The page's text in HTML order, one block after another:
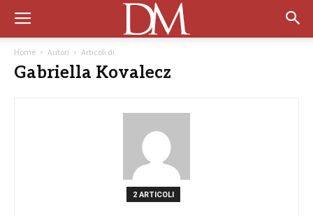
Home Autori Articoli di
Gabriella Kovalecz
2 ARTICOLI